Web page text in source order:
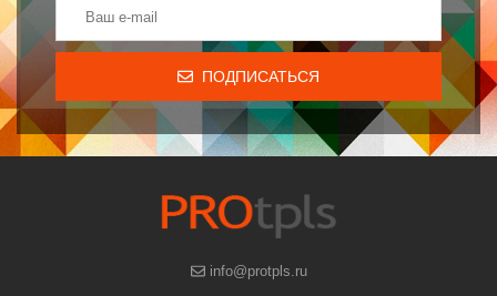
ПОДПИСАТЬСЯ
info@protpls.ru